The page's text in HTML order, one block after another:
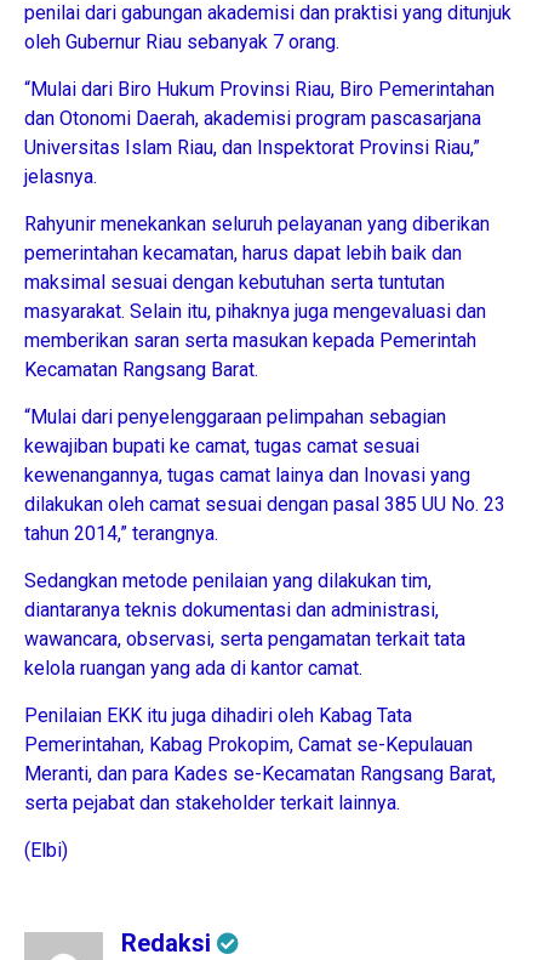
penilai dari gabungan akademisi dan praktisi yang ditunjuk
oleh Gubernur Riau sebanyak 7 orang.
“Mulai dari Biro Hukum Provinsi Riau, Biro Pemerintahan
dan Otonomi Daerah, akademisi program pascasarjana
Universitas Islam Riau, dan Inspektorat Provinsi Riau,”
jelasnya.
Rahyunir menekankan seluruh pelayanan yang diberikan
pemerintahan kecamatan, harus dapat lebih baik dan
maksimal sesuai dengan kebutuhan serta tuntutan
masyarakat. Selain itu, pihaknya juga mengevaluasi dan
memberikan saran serta masukan kepada Pemerintah
Kecamatan Rangsang Barat.
“Mulai dari penyelenggaraan pelimpahan sebagian
kewajiban bupati ke camat, tugas camat sesuai
kewenangannya, tugas camat lainya dan Inovasi yang
dilakukan oleh camat sesuai dengan pasal 385 UU No. 23
tahun 2014,” terangnya.
Sedangkan metode penilaian yang dilakukan tim,
diantaranya teknis dokumentasi dan administrasi,
wawancara, observasi, serta pengamatan terkait tata
kelola ruangan yang ada di kantor camat.
Penilaian EKK itu juga dihadiri oleh Kabag Tata
Pemerintahan, Kabag Prokopim, Camat se-Kepulauan
Meranti, dan para Kades se-Kecamatan Rangsang Barat,
serta pejabat dan stakeholder terkait lainnya.
(Elbi)
Redaksi